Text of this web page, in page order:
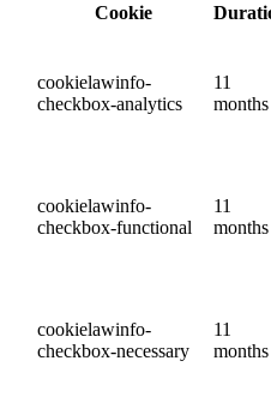
Cookie
cookielawinfo-
checkbox-analytics
11
months
cookielawinfo-
checkbox-functional
11
months
cookielawinfo-
checkbox-necessary
11
months